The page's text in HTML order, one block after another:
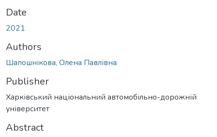
Date
2021
Authors
Шапошнікова, Олена Павлівна
Publisher
Харківський національний автомобільно-дорожній
університет
Abstract